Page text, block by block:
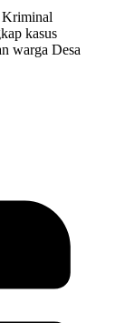
kasus
warga Desa